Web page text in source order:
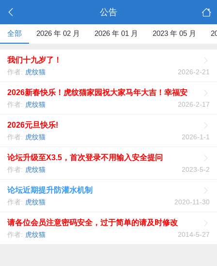
公告
全部 2026 年 02 月 2026 年 01 月 2023 年 05 月
我们十九岁了！
2026-2-21
作者: 虎纹猫
2026新春快乐！虎纹猫家园祝大家马年大吉！幸福安
康！！
2026-2-17
作者: 虎纹猫
2026元旦快乐!
2026-1-1
作者: 虎纹猫
论坛升级至X3.5，首次登录不用输入安全提问
2023-5-2
作者: 虎纹猫
论坛近期提升防灌水机制
2020-11-30
作者: 虎纹猫
请各位会员注意密码安全，过于简单的请及时修改
2014-5-27
作者: 虎纹猫